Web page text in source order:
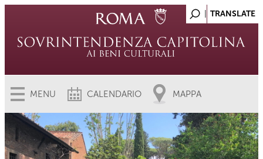
MENU CALENDARIO MAPPA